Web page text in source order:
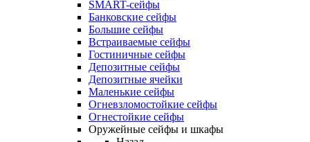
SMART-сейфы
Банковские сейфы
Большие сейфы
Встраиваемые сейфы
Гостиничные сейфы
Депозитные сейфы
Депозитные ячейки
Маленькие сейфы
Огневзломостойкие сейфы
Огнестойкие сейфы
Оружейные сейфы и шкафы